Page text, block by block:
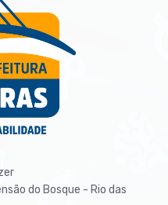
do Bosque - Rio das